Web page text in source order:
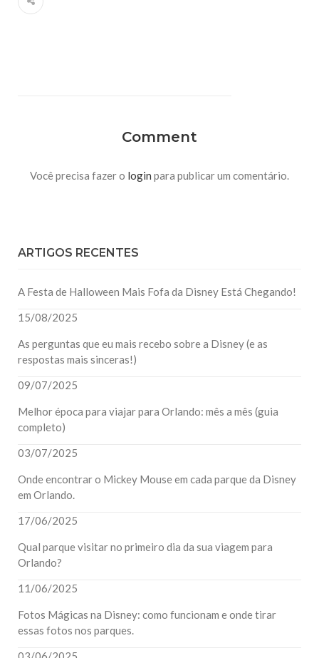
Comment
Você precisa fazer o login para publicar um comentário.
ARTIGOS RECENTES
A Festa de Halloween Mais Fofa da Disney Está Chegando!
15/08/2025
As perguntas que eu mais recebo sobre a Disney (e as
respostas mais sinceras!)
09/07/2025
Melhor época para viajar para Orlando: mês a mês (guia
completo)
03/07/2025
Onde encontrar o Mickey Mouse em cada parque da Disney
em Orlando.
17/06/2025
Qual parque visitar no primeiro dia da sua viagem para
Orlando?
11/06/2025
Fotos Mágicas na Disney: como funcionam e onde tirar
essas fotos nos parques.